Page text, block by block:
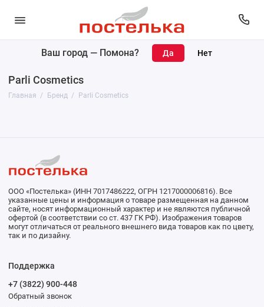
Ваш город — Помона?
Parli Cosmetics
Главная Бренд Parli Cosmetics
ООО «Постелька» (ИНН 7017486222, ОГРН 1217000006816). Все
указанные цены и информация о товаре размещенная на данном
сайте, носят информационный характер и не являются публичной
офертой (в соответствии со ст. 437 ГК РФ). Изображения товаров
могут отличаться от реального внешнего вида товаров как по цвету,
так и по дизайну.
Поддержка
+7 (3822) 900-448
Обратный звонок